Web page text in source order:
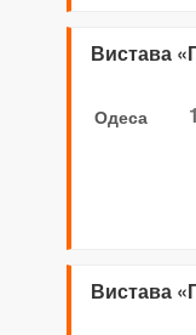
Вистава
Одеса
Вистава